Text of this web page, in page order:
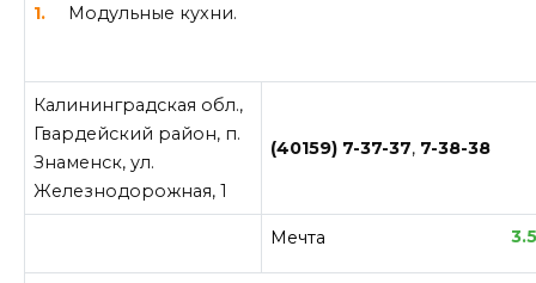
Модульные кухни.
Калининградская обл.,
Гвардейский район, п.
Знаменск, ул.
Железнодорожная, 1
(40159) 7-37-37, 7-38-38
Мечта